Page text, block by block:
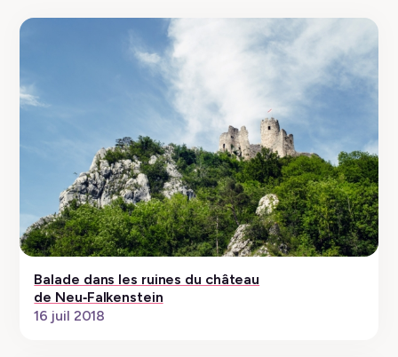
Balade dans les ruines du château
de Neu‑Falkenstein
16 juil 2018